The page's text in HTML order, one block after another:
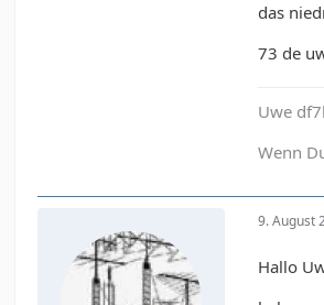
das
73 de
Uwe
Wenn
9. August
Hallo